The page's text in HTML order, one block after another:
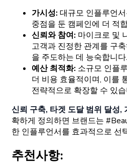
가시성: 대규모 인플루언
중점을 둔 캠페인에 더 적
신뢰와 참여: 마이크로 및
고객과 진정한 관계를 구
을 주도하는 데 능숙합니다.
예산 최적화: 소규모 인플
더 비용 효율적이며, 이를
전략적으로 확장할 수 있
신뢰 구축, 타겟 도달 범위 달성,
확하게 정의하면 브랜드는
한 인플루언서를 효과적으로 선
추천사항: